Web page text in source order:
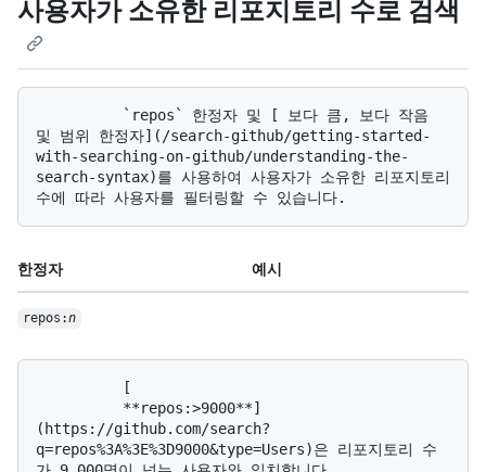
사용자가 소유한 리포지토리 수로 검색
및 범위 한정자](/search-github/getting-started-
with-searching-on-github/understanding-the-
search-syntax)를 사용하여 사용자가 소유한 리포지토리
한정자 예시
repos:n
(https://github.com/search?
q=repos%3A%3E%3D9000&type=Users)은 리포지토리 수